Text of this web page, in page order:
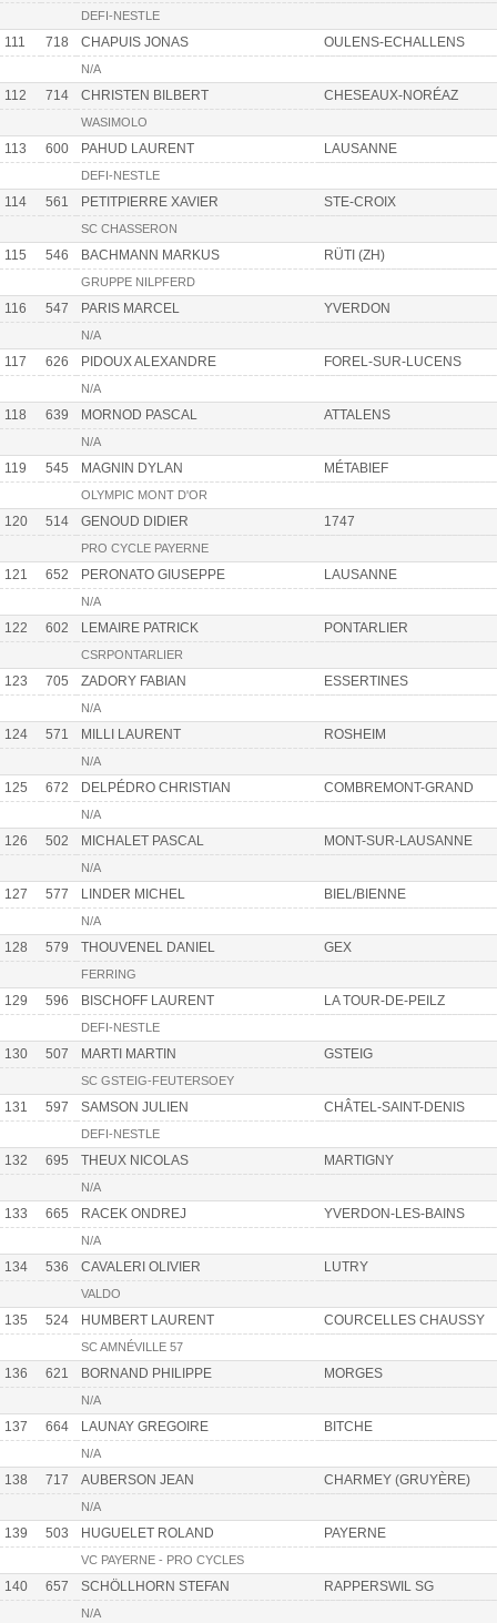
DEFI-NESTLE
111 718 CHAPUIS JONAS OULENS-ECHALLENS
N/A
112 714 CHRISTEN BILBERT CHESEAUX-NORÉAZ
WASIMOLO
113 600 PAHUD LAURENT LAUSANNE
DEFI-NESTLE
114 561 PETITPIERRE XAVIER STE-CROIX
SC CHASSERON
115 546 BACHMANN MARKUS RÜTI (ZH)
GRUPPE NILPFERD
116 547 PARIS MARCEL YVERDON
N/A
117 626 PIDOUX ALEXANDRE FOREL-SUR-LUCENS
N/A
118 639 MORNOD PASCAL ATTALENS
N/A
119 545 MAGNIN DYLAN MÉTABIEF
OLYMPIC MONT D'OR
120 514 GENOUD DIDIER 1747
PRO CYCLE PAYERNE
121 652 PERONATO GIUSEPPE LAUSANNE
N/A
122 602 LEMAIRE PATRICK PONTARLIER
CSRPONTARLIER
123 705 ZADORY FABIAN ESSERTINES
N/A
124 571 MILLI LAURENT ROSHEIM
N/A
125 672 DELPÉDRO CHRISTIAN COMBREMONT-GRAND
N/A
126 502 MICHALET PASCAL MONT-SUR-LAUSANNE
N/A
127 577 LINDER MICHEL BIEL/BIENNE
N/A
128 579 THOUVENEL DANIEL GEX
FERRING
129 596 BISCHOFF LAURENT LA TOUR-DE-PEILZ
DEFI-NESTLE
130 507 MARTI MARTIN GSTEIG
SC GSTEIG-FEUTERSOEY
131 597 SAMSON JULIEN CHÂTEL-SAINT-DENIS
DEFI-NESTLE
132 695 THEUX NICOLAS MARTIGNY
N/A
133 665 RACEK ONDREJ YVERDON-LES-BAINS
N/A
134 536 CAVALERI OLIVIER LUTRY
VALDO
135 524 HUMBERT LAURENT COURCELLES CHAUSSY
SC AMNÉVILLE 57
136 621 BORNAND PHILIPPE MORGES
N/A
137 664 LAUNAY GREGOIRE BITCHE
N/A
138 717 AUBERSON JEAN CHARMEY (GRUYÈRE)
N/A
139 503 HUGUELET ROLAND PAYERNE
VC PAYERNE - PRO CYCLES
140 657 SCHÖLLHORN STEFAN RAPPERSWIL SG
N/A